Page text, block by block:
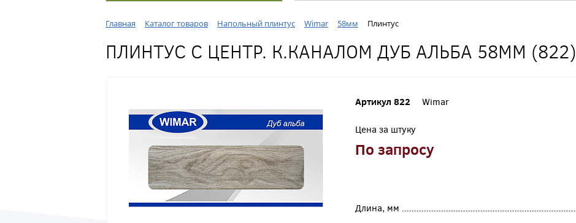
Главная Каталог товаров Напольный плинтус Wimar 58мм Плинтус
ПЛИНТУС С ЦЕНТР. К.КАНАЛОМ ДУБ АЛЬБА 58ММ (822)
Артикул 822 Wimar
Цена за штуку
По запросу
Длина, мм